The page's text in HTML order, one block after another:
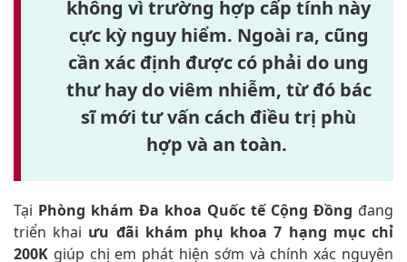
không vì trường hợp cấp tính này
cực kỳ nguy hiểm. Ngoài ra, cũng
cần xác định được có phải do ung
thư hay do viêm nhiễm, từ đó bác
sĩ mới tư vấn cách điều trị phù
hợp và an toàn.
Tại Phòng khám Đa khoa Quốc tế Cộng Đồng đang
triển khai ưu đãi khám phụ khoa 7 hạng mục chỉ
200K giúp chị em phát hiện sớm và chính xác nguyên